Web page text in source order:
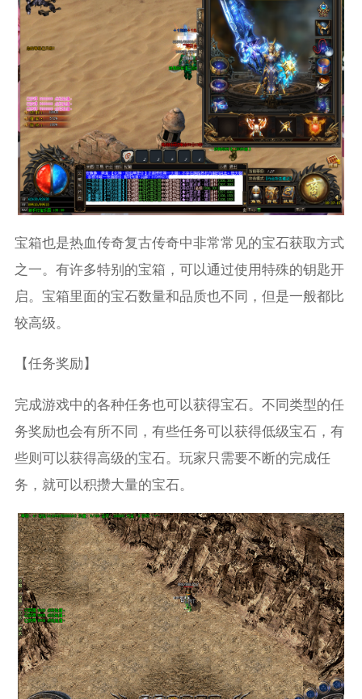
宝箱也是热血传奇复古传奇中非常常见的宝石获取方式
之一。有许多特别的宝箱，可以通过使用特殊的钥匙开
启。宝箱里面的宝石数量和品质也不同，但是一般都比
较高级。
【任务奖励】
完成游戏中的各种任务也可以获得宝石。不同类型的任
务奖励也会有所不同，有些任务可以获得低级宝石，有
些则可以获得高级的宝石。玩家只需要不断的完成任
务，就可以积攒大量的宝石。